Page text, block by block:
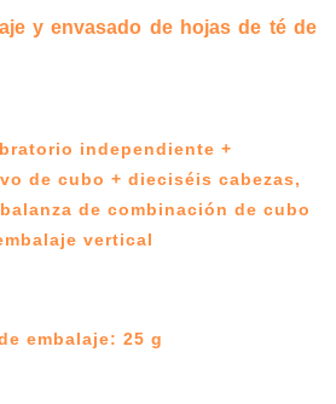
y envasado de hojas de té de
independiente +
de cubo + dieciséis cabezas,
de combinación de cubo
vertical
embalaje: 25 g